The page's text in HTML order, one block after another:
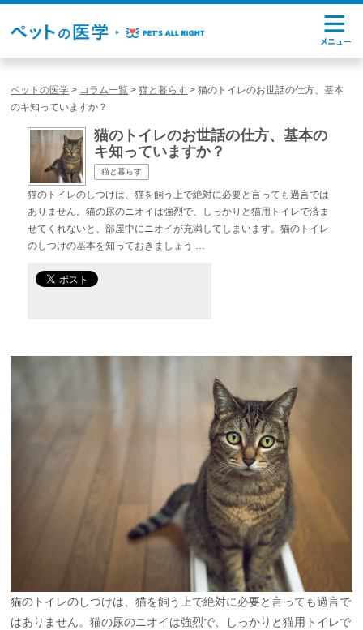
ペットの医学 > コラム一覧 >猫と暮らす >猫のトイレのお世話の仕方、基本
のキ知っていますか？
猫のトイレのお世話の仕方、基本の
キ知っていますか？
猫と暮らす
猫のトイレのしつけは、猫を飼う上で絶対に必要と言っても過言では
ありません。猫の尿のニオイは強烈で、しっかりと猫用トイレで済ま
せてくれないと、部屋中にニオイが充満してしまいます。猫のトイレ
のしつけの基本を知っておきましょう …
猫のトイレのしつけは、猫を飼う上で絶対に必要と言っても過言で
はありません。猫の尿のニオイは強烈で、しっかりと猫用トイレで